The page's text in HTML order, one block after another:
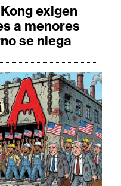
exigen
a menores
se niega